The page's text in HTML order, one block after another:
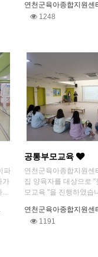
연천군육아종합지원센
1248
파
가
...
공통부모교육
연천군육아종합지원센
집 양육자를 대상으로
모교육 "을 진행하였습
연천군육아종합지원센
1191